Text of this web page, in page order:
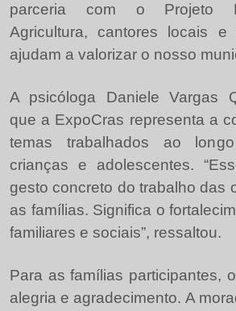
parceria com o Projeto
Agricultura, cantores locais e
ajudam a valorizar o nosso
A psicóloga Daniele Vargas
que a ExpoCras representa a
temas trabalhados ao
crianças e adolescentes.
gesto concreto do trabalho das
as famílias. Significa o
familiares e sociais”, ressaltou.
Para as famílias participantes,
alegria e agradecimento. A